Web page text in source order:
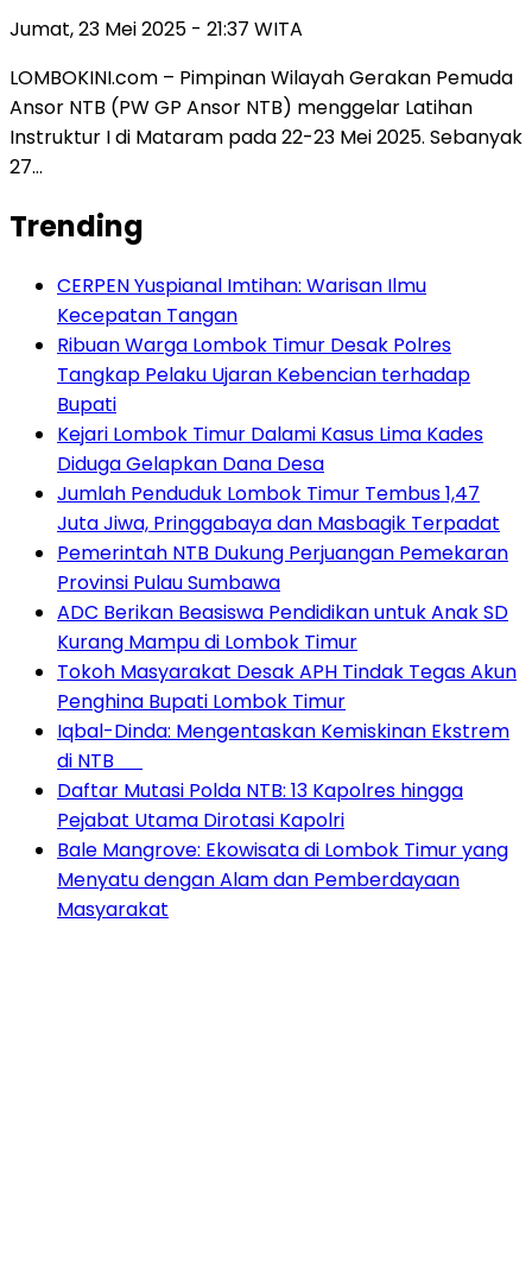
Jumat, 23 Mei 2025 - 21:37 WITA
LOMBOKINI.com – Pimpinan Wilayah Gerakan Pemuda
Ansor NTB (PW GP Ansor NTB) menggelar Latihan
Instruktur I di Mataram pada 22-23 Mei 2025. Sebanyak
27…
Trending
CERPEN Yuspianal Imtihan: Warisan Ilmu
Kecepatan Tangan
Ribuan Warga Lombok Timur Desak Polres
Tangkap Pelaku Ujaran Kebencian terhadap
Bupati
Kejari Lombok Timur Dalami Kasus Lima Kades
Diduga Gelapkan Dana Desa
Jumlah Penduduk Lombok Timur Tembus 1,47
Juta Jiwa, Pringgabaya dan Masbagik Terpadat
Pemerintah NTB Dukung Perjuangan Pemekaran
Provinsi Pulau Sumbawa
ADC Berikan Beasiswa Pendidikan untuk Anak SD
Kurang Mampu di Lombok Timur
Tokoh Masyarakat Desak APH Tindak Tegas Akun
Penghina Bupati Lombok Timur
Iqbal-Dinda: Mengentaskan Kemiskinan Ekstrem
di NTB
Daftar Mutasi Polda NTB: 13 Kapolres hingga
Pejabat Utama Dirotasi Kapolri
Bale Mangrove: Ekowisata di Lombok Timur yang
Menyatu dengan Alam dan Pemberdayaan
Masyarakat